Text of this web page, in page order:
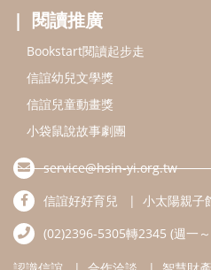
閱讀推廣
Bookstart閱讀起步走
信誼幼兒文學獎
信誼兒童動畫獎
小袋鼠說故事劇團
service@hsin-yi.org.tw
信誼好好育兒
小太陽親子
(02)2396-5305轉2345 (週一